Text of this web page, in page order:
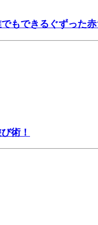
もできるぐずった
術！